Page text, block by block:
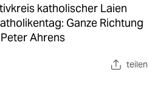
katholischer Laien
Ganze Richtung
Ahrens
teilen